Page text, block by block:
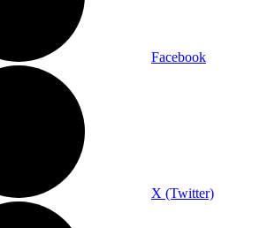
Facebook
X (Twitter)